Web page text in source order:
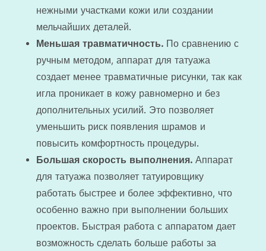
нежными участками кожи или создании
мельчайших деталей.
Меньшая травматичность. По сравнению с
ручным методом, аппарат для татуажа
создает менее травматичные рисунки, так как
игла проникает в кожу равномерно и без
дополнительных усилий. Это позволяет
уменьшить риск появления шрамов и
повысить комфортность процедуры.
Большая скорость выполнения. Аппарат
для татуажа позволяет татуировщику
работать быстрее и более эффективно, что
особенно важно при выполнении больших
проектов. Быстрая работа с аппаратом дает
возможность сделать больше работы за